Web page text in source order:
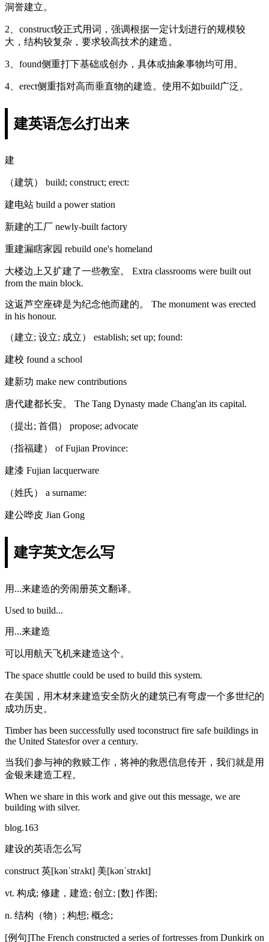
洞誉建立。
2、construct较正式用词，强调根据一定计划进行的规模较
大，结构较复杂，要求较高技术的建造。
3、found侧重打下基础或创办，具体或抽象事物均可用。
4、erect侧重指对高而垂直物的建造。使用不如build广泛。
建英语怎么打出来
建
（建筑） build; construct; erect:
建电站 build a power station
新建的工厂 newly-built factory
重建漏瞎家园 rebuild one's homeland
大楼边上又扩建了一些教室。 Extra classrooms were built out
from the main block.
这返芦空座碑是为纪念他而建的。 The monument was erected
in his honour.
（建立; 设立; 成立） establish; set up; found:
建校 found a school
建新功 make new contributions
唐代建都长安。 The Tang Dynasty made Chang'an its capital.
（提出; 首倡） propose; advocate
（指福建） of Fujian Province:
建漆 Fujian lacquerware
（姓氏） a surname:
建公哗皮 Jian Gong
建字英文怎么写
用...来建造的旁闹册英文翻译。
Used to build...
用...来建造
可以用航天飞机来建造这个。
The space shuttle could be used to build this system.
在美国，用木材来建造安全防火的建筑已有弯虚一个多世纪的
成功历史。
Timber has been successfully used toconstruct fire safe buildings in
the United Statesfor over a century.
当我们参与神的救赎工作，将神的救恩信息传开，我们就是用
金银来建造工程。
When we share in this work and give out this message, we are
building with silver.
blog.163
建设的英语怎么写
construct 英[kənˈstrʌkt] 美[kənˈstrʌkt]
vt. 构成; 修建，建造; 创立; [数] 作图;
n. 结构（物）; 构想; 概念;
[例句]The French constructed a series of fortresses from Dunkirk on